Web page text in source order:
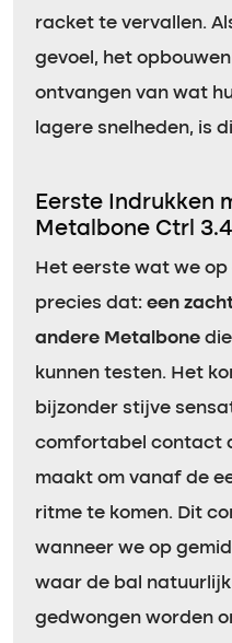
racket te vervallen.
gevoel, het
ontvangen van wat
lagere snelheden, is
Eerste Indrukken
Metalbone Ctrl
Het eerste wat we
precies dat: een
andere Metalbone
kunnen testen. Het
bijzonder stijve
comfortabel contact
maakt om vanaf de
ritme te komen. Dit
wanneer we op
waar de bal
gedwongen worden